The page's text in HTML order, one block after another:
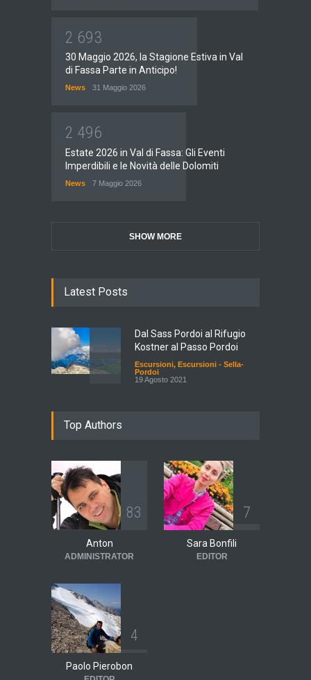
2 693
30 Maggio 2026, la Stagione Estiva in Val
di Fassa Parte in Anticipo!
News 31 Maggio 2026
2 496
Estate 2026 in Val di Fassa: Gli Eventi
Imperdibili e le Novità delle Dolomiti
News 7 Maggio 2026
SHOW MORE
Latest Posts
Dal Sass Pordoi al Rifugio
Kostner al Passo Pordoi
Escursioni, Escursioni - Sella-
Pordoi
19 Agosto 2021
Top Authors
83
Anton
ADMINISTRATOR
7
Sara Bonfili
EDITOR
4
Paolo Pierobon